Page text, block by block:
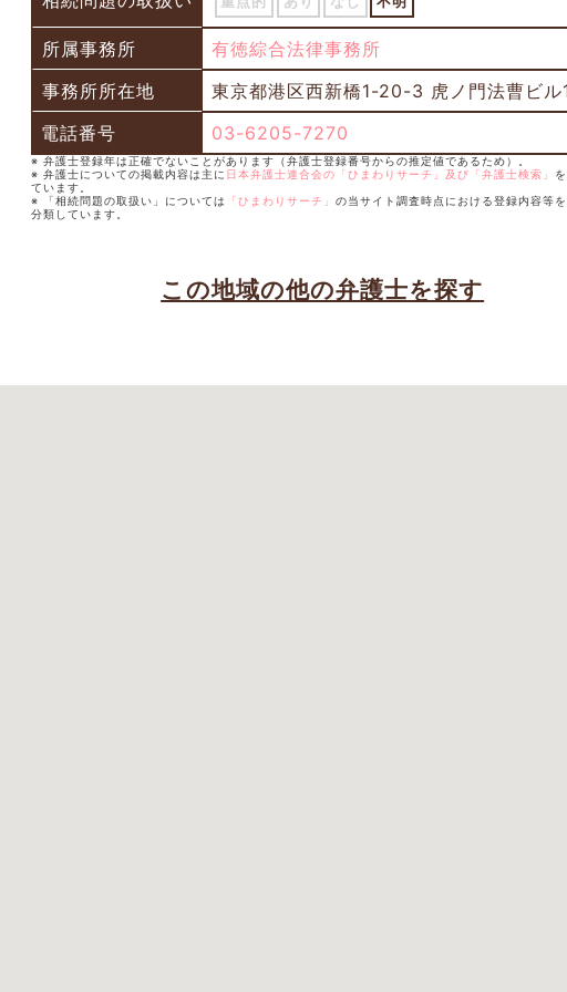
所属事務所
有徳綜合法律事務所
事務所所在地
東京都港区西新橋1-20-3 虎ノ門法曹ビル
電話番号
03-6205-7270
※ 弁護士登録年は正確でないことがあります（弁護士登録番号からの推定値であるため）。
※ 弁護士についての掲載内容は主に 日本弁護士連合会の「ひまわりサーチ」及び「弁護士検索」
ています。
※ 「相続問題の取扱い」については
「ひまわりサーチ」 の当サイト調査時点における登録内容等
分類しています。
この地域の他の弁護士を探す